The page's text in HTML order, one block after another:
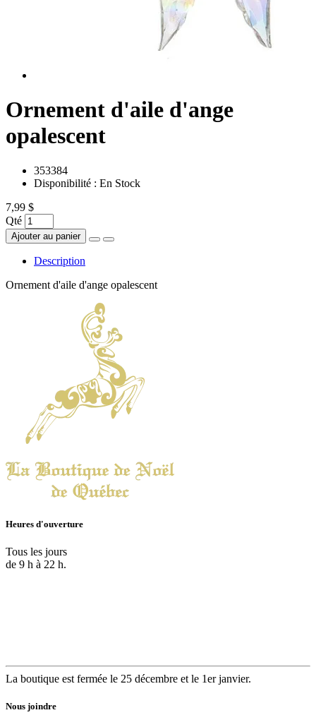
Ornement d'aile d'ange
opalescent
353384
Disponibilité : En Stock
7,99 $
Qté
Ajouter au panier
Description
Ornement d'aile d'ange opalescent
Heures d'ouverture
Tous les jours
de 9 h à 22 h.
La boutique est fermée le 25 décembre et le 1er janvier.
Nous joindre